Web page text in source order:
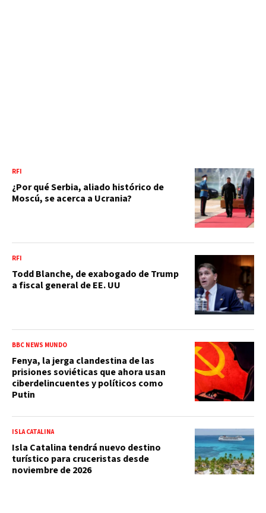
RFI
¿Por qué Serbia, aliado histórico de
Moscú, se acerca a Ucrania?
RFI
Todd Blanche, de exabogado de Trump
a fiscal general de EE. UU
BBC NEWS MUNDO
Fenya, la jerga clandestina de las
prisiones soviéticas que ahora usan
ciberdelincuentes y políticos como
Putin
ISLA CATALINA
Isla Catalina tendrá nuevo destino
turístico para cruceristas desde
noviembre de 2026